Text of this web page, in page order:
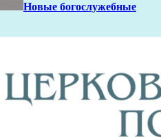
Новые богослужебные